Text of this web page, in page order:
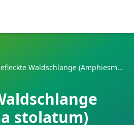
Gefleckte Waldschlange (Amphiesma stolatum)
stolatum)